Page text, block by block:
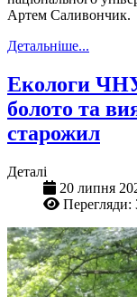
Артем Саливончик.
Детальніше...
Екологи ЧНУ
болото та
старожил
Деталі
20 липня
Перегляди: